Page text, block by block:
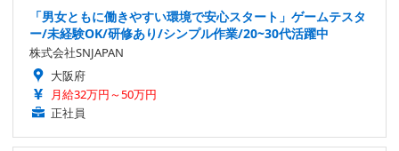
「男女ともに働きやすい環境で安心スタート」ゲームテスタ
ー/未経験OK/研修あり/シンプル作業/20~30代活躍中
株式会社SNJAPAN
大阪府
月給32万円～50万円
正社員